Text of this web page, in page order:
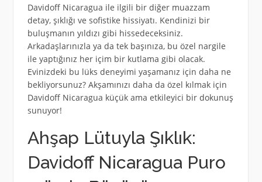
Davidoff Nicaragua ile ilgili bir diğer muazzam
detay, şıklığı ve sofistike hissiyatı. Kendinizi bir
buluşmanın yıldızı gibi hissedeceksiniz.
Arkadaşlarınızla ya da tek başınıza, bu özel nargile
ile yaptığınız her içim bir kutlama gibi olacak.
Evinizdeki bu lüks deneyimi yaşamanız için daha ne
bekliyorsunuz? Akşamınızı daha da özel kılmak için
Davidoff Nicaragua küçük ama etkileyici bir dokunuş
sunuyor!
Ahşap Lütuyla Şıklık:
Davidoff Nicaragua Puro